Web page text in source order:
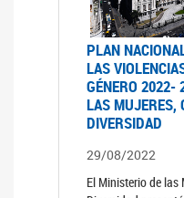
PLAN
LAS
GÉNERO 2022-
LAS MUJERES,
DIVERSIDAD
29/08/2022
El Ministerio de las